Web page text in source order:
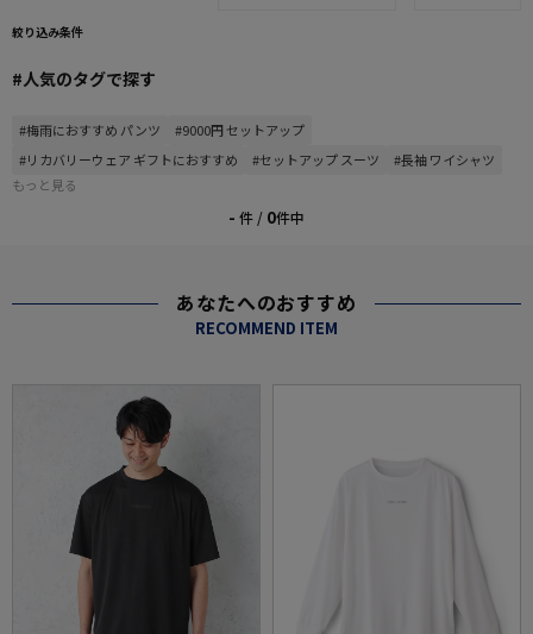
絞り込み条件
#人気のタグで探す
#梅雨におすすめ パンツ
#9000円 セットアップ
#リカバリーウェア ギフトにおすすめ
#セットアップ スーツ
#長袖 ワイシャツ
もっと見る
- 件 / 0件中
あなたへのおすすめ
RECOMMEND ITEM